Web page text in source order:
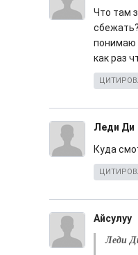
Что там
понимаю
как раз
Леди Ди
Куда
Айсулуу
Леди